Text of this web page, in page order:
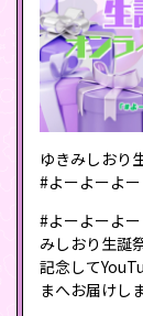
ゆきみしおり
#よーよーよ
#よーよーよ
みしおり⽣誕
記念して
まへお届けし